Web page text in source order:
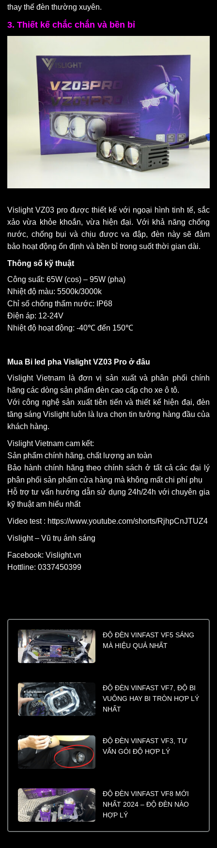
thay thế đèn thường xuyên.
3. Thiết kế chắc chắn và bền bỉ
Vislight VZ03 pro được thiết kế với ngoại hình tinh tế, sắc
xảo vừa khỏe khoắn, vừa hiện đại. Với khả năng chống
nước, chống bụi và chịu được va đập, đèn này sẽ đảm
bảo hoạt động ổn định và bền bỉ trong suốt thời gian dài.
Thông số kỹ thuật
Công suất: 65W (cos) – 95W (pha)
Nhiệt độ màu: 5500k/3000k
Chỉ số chống thấm nước: IP68
Điện áp: 12-24V
Nhiệt độ hoạt động: -40℃ đến 150℃
Mua Bi led pha Vislight VZ03 Pro ở đâu
Vislight Vietnam là đơn vị sản xuất và phân phối chính
hãng các dòng sản phẩm đèn cao cấp cho xe ô tô.
Với công nghệ sản xuất tiên tiến và thiết kế hiện đại, đèn
tăng sáng Vislight luôn là lựa chọn tin tưởng hàng đầu của
khách hàng.
Vislight Vietnam cam kết:
Sản phẩm chính hãng, chất lượng an toàn
Bảo hành chính hãng theo chính sách ở tất cả các đại lý
phân phối sản phẩm cửa hàng mà không mất chi phí phụ
Hỗ trợ tư vấn hướng dẫn sử dụng 24h/24h với chuyên gia
kỹ thuật am hiểu nhất
Video test : https://www.youtube.com/shorts/RjhpCnJTUZ4
Vislight – Vũ trụ ánh sáng
Facebook: Vislight.vn
Hottline: 0337450399
ĐỘ ĐÈN VINFAST VF5 SÁNG
MÀ HIỆU QUẢ NHẤT
ĐỘ ĐÈN VINFAST VF7, ĐỘ BI
VUÔNG HAY BI TRÒN HỢP LÝ
NHẤT
ĐỘ ĐÈN VINFAST VF3, TƯ
VẤN GÓI ĐỘ HỢP LÝ
ĐỘ ĐÈN VINFAST VF8 MỚI
NHẤT 2024 – ĐỘ ĐÈN NÀO
HỢP LÝ